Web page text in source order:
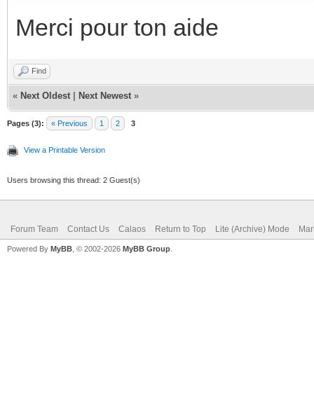
Merci pour ton aide
Find
« Next Oldest Next Newest »
Pages (3): « Previous 1 2 3
View a Printable Version
Users browsing this thread: 2 Guest(s)
Forum Team Contact Us Calaos Return to Top Lite (Archive) Mode
Powered By MyBB , © 2002-2026 MyBB Group